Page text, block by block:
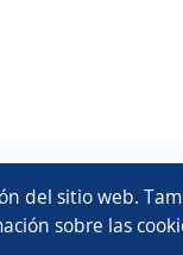
del sitio web.
sobre las
/privacidad